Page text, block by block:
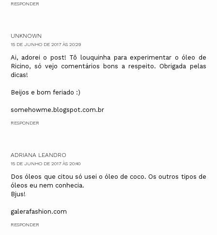
RESPONDER
UNKNOWN
15 DE JUNHO DE 2017 ÀS 20:29
Ai, adorei o post! Tô louquinha para experimentar o óleo de
Ricino, só vejo comentários bons a respeito. Obrigada pelas
dicas!
Beijos e bom feriado :)
somehowme.blogspot.com.br
RESPONDER
ADRIANA LEANDRO
15 DE JUNHO DE 2017 ÀS 20:40
Dos óleos que citou só usei o óleo de coco. Os outros tipos de
óleos eu nem conhecia.
Bjus!
galerafashion.com
RESPONDER